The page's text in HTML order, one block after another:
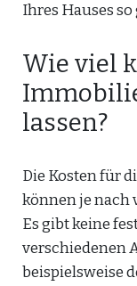
Ihres Hauses
Wie viel
lassen?
Die Kosten für
können je nach
Es gibt keine
verschiedenen
beispielsweise